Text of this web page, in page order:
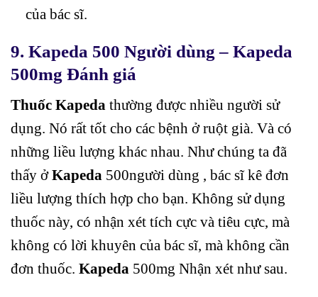
của bác sĩ.
9. Kapeda 500 Người dùng – Kapeda
500mg Đánh giá
Thuốc Kapeda thường được nhiều người sử
dụng. Nó rất tốt cho các bệnh ở ruột già. Và có
những liều lượng khác nhau. Như chúng ta đã
thấy ởKapeda 500người dùng , bác sĩ kê đơn
liều lượng thích hợp cho bạn. Không sử dụng
thuốc này, có nhận xét tích cực và tiêu cực, mà
không có lời khuyên của bác sĩ, mà không cần
đơn thuốc. Kapeda 500mg Nhận xét như sau.